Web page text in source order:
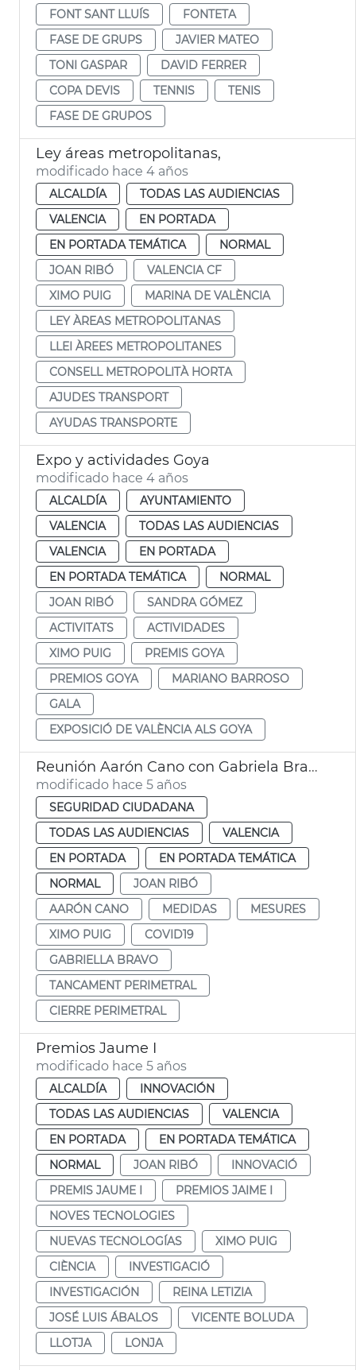
FONT SANT LLUÍS
FONTETA
FASE DE GRUPS
JAVIER MATEO
TONI GASPAR
DAVID FERRER
COPA DEVIS
TENNIS
TENIS
FASE DE GRUPOS
Ley áreas metropolitanas,
modificado hace 4 años
ALCALDÍA
TODAS LAS AUDIENCIAS
VALENCIA
EN PORTADA
EN PORTADA TEMÁTICA
NORMAL
JOAN RIBÓ
VALENCIA CF
XIMO PUIG
MARINA DE VALÈNCIA
LEY ÀREAS METROPOLITANAS
LLEI ÀREES METROPOLITANES
CONSELL METROPOLITÀ HORTA
AJUDES TRANSPORT
AYUDAS TRANSPORTE
Expo y actividades Goya
modificado hace 4 años
ALCALDÍA
AYUNTAMIENTO
VALENCIA
TODAS LAS AUDIENCIAS
VALENCIA
EN PORTADA
EN PORTADA TEMÁTICA
NORMAL
JOAN RIBÓ
SANDRA GÓMEZ
ACTIVITATS
ACTIVIDADES
XIMO PUIG
PREMIS GOYA
PREMIOS GOYA
MARIANO BARROSO
GALA
EXPOSICIÓ DE VALÈNCIA ALS GOYA
Reunión Aarón Cano con Gabriela Bravo
modificado hace 5 años
SEGURIDAD CIUDADANA
TODAS LAS AUDIENCIAS
VALENCIA
EN PORTADA
EN PORTADA TEMÁTICA
NORMAL
JOAN RIBÓ
AARÓN CANO
MEDIDAS
MESURES
XIMO PUIG
COVID19
GABRIELLA BRAVO
TANCAMENT PERIMETRAL
CIERRE PERIMETRAL
Premios Jaume I
modificado hace 5 años
ALCALDÍA
INNOVACIÓN
TODAS LAS AUDIENCIAS
VALENCIA
EN PORTADA
EN PORTADA TEMÁTICA
NORMAL
JOAN RIBÓ
INNOVACIÓ
PREMIS JAUME I
PREMIOS JAIME I
NOVES TECNOLOGIES
NUEVAS TECNOLOGÍAS
XIMO PUIG
CIÈNCIA
INVESTIGACIÓ
INVESTIGACIÓN
REINA LETIZIA
JOSÉ LUIS ÁBALOS
VICENTE BOLUDA
LLOTJA
LONJA